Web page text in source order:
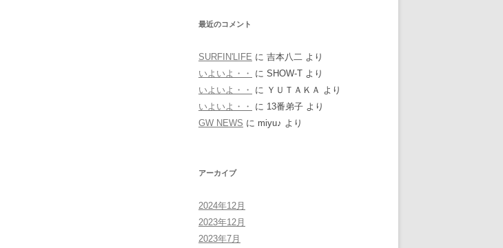
最近のコメント
SURFIN'LIFE に 吉本八二 より
いよいよ・・
に SHOW-T より
いよいよ・・
に ＹＵＴＡＫＡ より
いよいよ・・
に 13番弟子 より
GW NEWS に miyu♪ より
アーカイブ
2024年12月
2023年12月
2023年7月